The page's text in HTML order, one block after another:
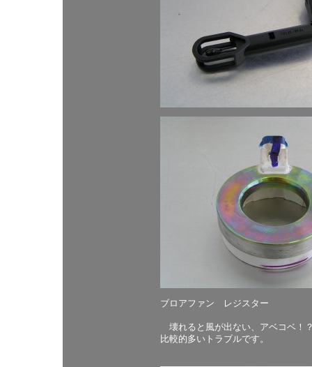
ブロアファン レジスター
壊れると風が出ない、アベコベ！
比較的多いトラブルです。